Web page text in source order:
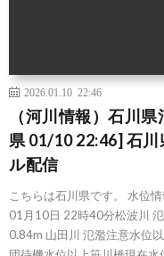
2026.01.10 22:46
（河川情報）石川
県 01/10 22:46] 石
ル配信
こちらは石川県です。 水
01月10日 22時40分松波
0.84m 山田川 氾濫注意水